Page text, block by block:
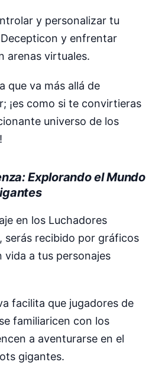
y personalizar tu
y enfrentar
arenas virtuales.
que va más allá de
¡es como si te convirtieras
universo de los
Explorando el Mundo
en los Luchadores
serás recibido por gráficos
vida a tus personajes
facilita que jugadores de
familiaricen con los
a aventurarse en el
gigantes.